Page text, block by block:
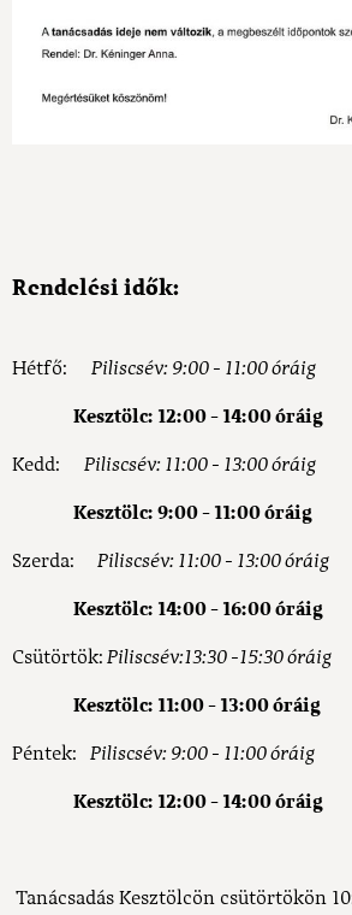
Rendelési idők:
Hétfő: Piliscsév: 9:00 - 11:00 óráig
Kesztölc: 12:00 - 14:00 óráig
Kedd: Piliscsév: 11:00 - 13:00 óráig
Kesztölc: 9:00 - 11:00 óráig
Szerda:Piliscsév: 11:00 - 13:00 óráig
Kesztölc: 14:00 - 16:00 óráig
Csütörtök:Piliscsév:13:30 -15:30 óráig
Kesztölc: 11:00 - 13:00 óráig
Péntek: Piliscsév: 9:00 - 11:00 óráig
Kesztölc: 12:00 - 14:00 óráig
Tanácsadás Kesztölcön csütörtökön